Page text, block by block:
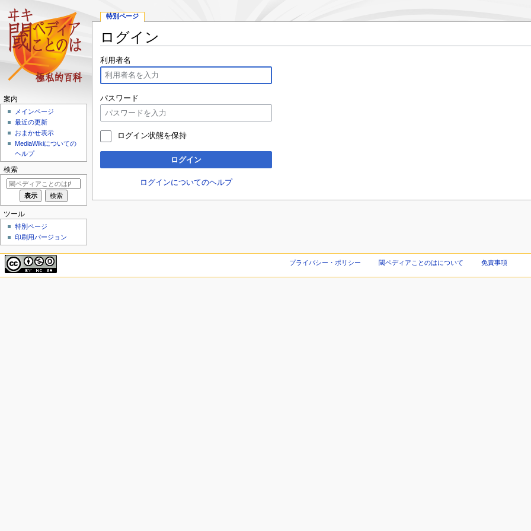
ログイン
ナ
ビ
ゲ
ー
シ
ョ
移
検
索
に
移
動
利用者名
パスワード
ログイン状態を保持
ログイン
ログインについてのヘルプ
特別ページ
案内
メインページ
最近の更新
おまかせ表示
MediaWikiについての
ヘルプ
検索
ツール
特別ページ
印刷用バージョン
プライバシー・ポリシー 閾ペディアことのはについて 免責事項